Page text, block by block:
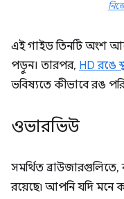
এই গাইড তিনটি অংশ
পড়ুন। তারপর, HD রঙে
ভবিষ্যতে কীভাবে রঙ
ওভারভিউ
সমর্থিত
রয়েছে৷ আপনি যদি